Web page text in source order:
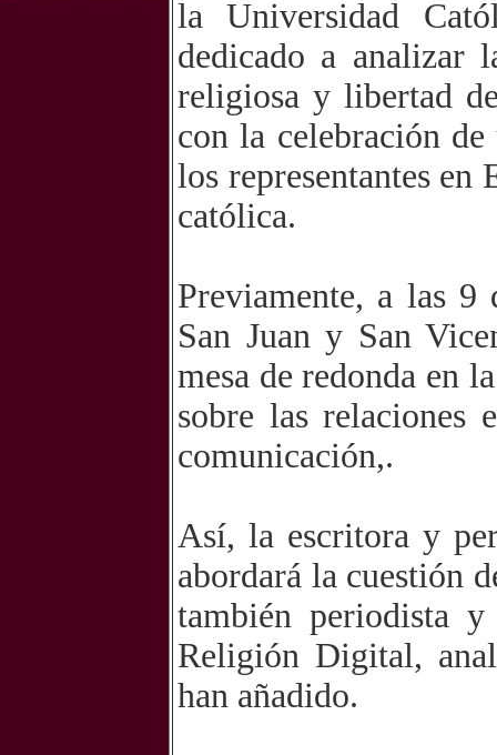
la Universidad
dedicado a analizar
religiosa y libertad
con la celebración
los representantes en
católica.
Previamente, a las 9
San Juan y San
mesa de redonda en
sobre las relaciones
comunicación,.
Así, la escritora y
abordará la cuestión
también periodista
Religión Digital,
han añadido.